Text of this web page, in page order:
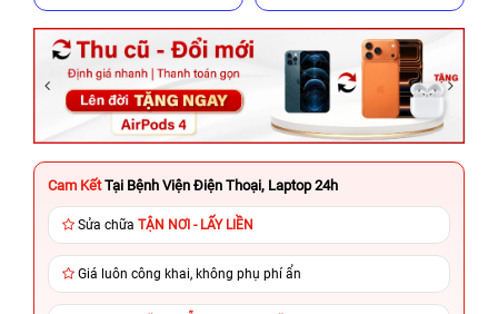
Cam Kết Tại Bệnh Viện Điện Thoại, Laptop 24h
Sửa chữa TẬN NƠI - LẤY LIỀN
Giá luôn công khai, không phụ phí ẩn